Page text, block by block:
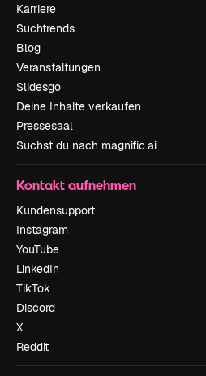
Karriere
Suchtrends
Blog
Veranstaltungen
Slidesgo
Deine Inhalte verkaufen
Pressesaal
Suchst du nach magnific.ai
Kontakt aufnehmen
Kundensupport
Instagram
YouTube
LinkedIn
TikTok
Discord
X
Reddit